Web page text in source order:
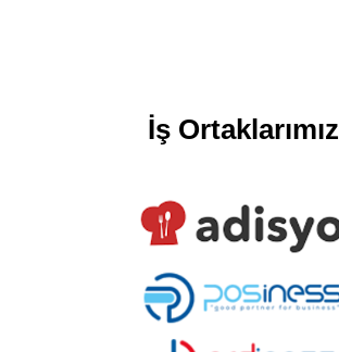
İş Ortaklarımız